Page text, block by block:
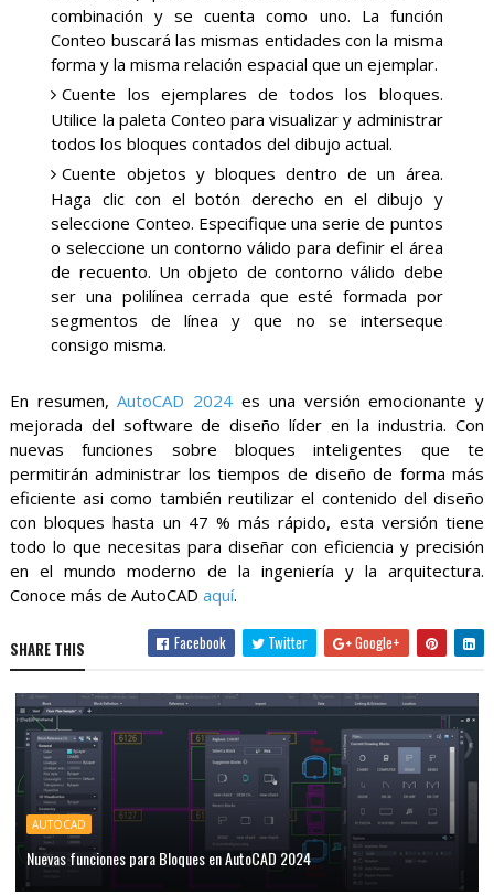
combinación y se cuenta como uno. La función
Conteo buscará las mismas entidades con la misma
forma y la misma relación espacial que un ejemplar.
Cuente los ejemplares de todos los bloques.
Utilice la paleta Conteo para visualizar y administrar
todos los bloques contados del dibujo actual.
Cuente objetos y bloques dentro de un área.
Haga clic con el botón derecho en el dibujo y
seleccione Conteo. Especifique una serie de puntos
o seleccione un contorno válido para definir el área
de recuento. Un objeto de contorno válido debe
ser una polilínea cerrada que esté formada por
segmentos de línea y que no se interseque
consigo misma.
En resumen,AutoCAD 2024 es una versión emocionante y
mejorada del software de diseño líder en la industria. Con
nuevas funciones sobre bloques inteligentes que te
permitirán administrar los tiempos de diseño de forma más
eficiente asi como también reutilizar el contenido del diseño
con bloques hasta un 47 % más rápido, esta versión tiene
todo lo que necesitas para diseñar con eficiencia y precisión
en el mundo moderno de la ingeniería y la arquitectura.
Conoce más de AutoCAD aquí.
SHARE THIS Facebook Twitter Google+
AUTOCAD
Nuevas funciones para Bloques en AutoCAD 2024